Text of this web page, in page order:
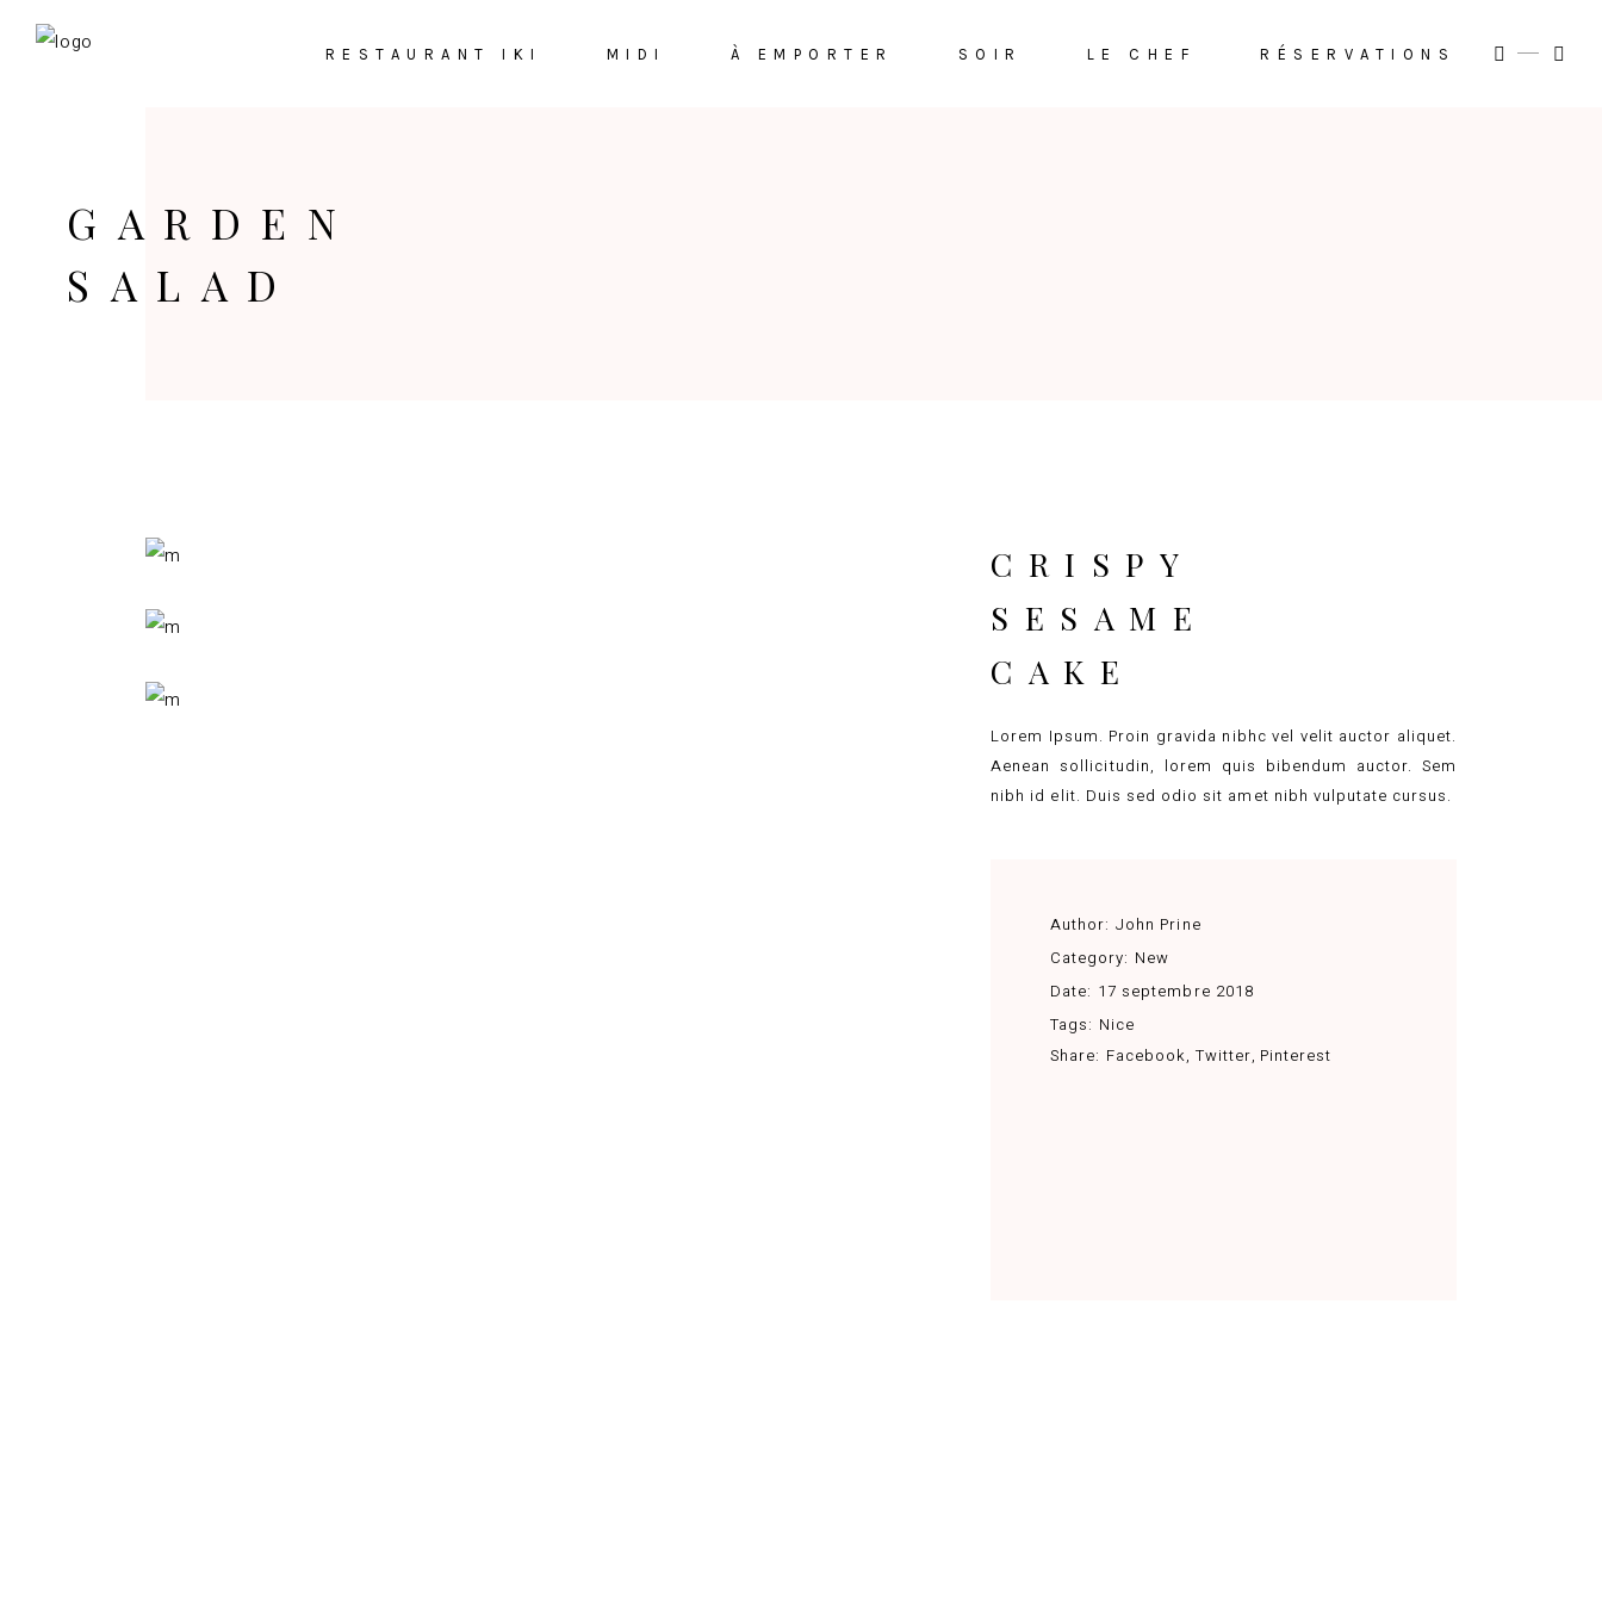
RESTAURANT IKI MIDI À EMPORTER SOIR LE CHEF RÉSERVATIONS
GARDEN
SALAD
CRISPY
SESAME
CAKE
Lorem Ipsum. Proin gravida nibhc vel velit auctor aliquet.
Aenean sollicitudin, lorem quis bibendum auctor. Sem
nibh id elit. Duis sed odio sit amet nibh vulputate cursus.
Author: John Prine
Category: New
Date: 17 septembre 2018
Tags: Nice
Share: Facebook Twitter Pinterest